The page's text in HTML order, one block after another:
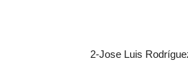
2-Jose Luis